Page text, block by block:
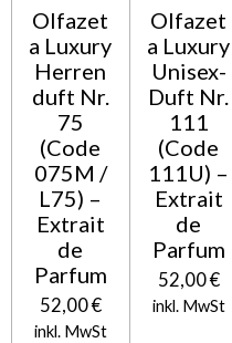
Olfazet
a Luxury
Herren
duft Nr.
75
(Code
075M /
L75) –
Extrait
de
Parfum
52,00 €
inkl. MwSt
Olfazet
a Luxury
Unisex-
Duft Nr.
111
(Code
111U) –
Extrait
de
Parfum
52,00 €
inkl. MwSt